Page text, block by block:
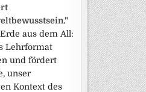
aus dem All:
Lehrformat
und fördert
unser
Kontext des